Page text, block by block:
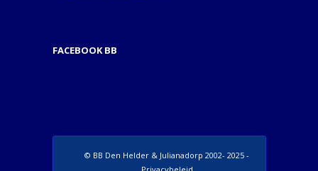
FACEBOOK BB
© BB Den Helder & Julianadorp 2002- 2025 -